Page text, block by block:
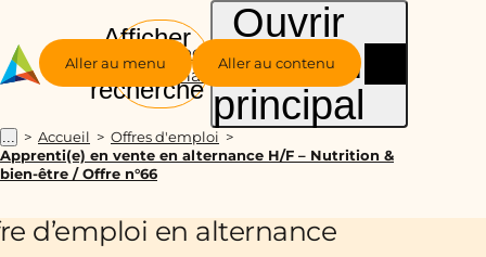
Aller au menu Aller au contenu
Groupe
Alternance
Afficher
la
recherche
Ouvrir
le menu
principal
... Accueil
Offres d'emploi
Apprenti(e) en vente en alternance H/F – Nutrition &
bien-être / Offre n°66
d’emploi en alternance